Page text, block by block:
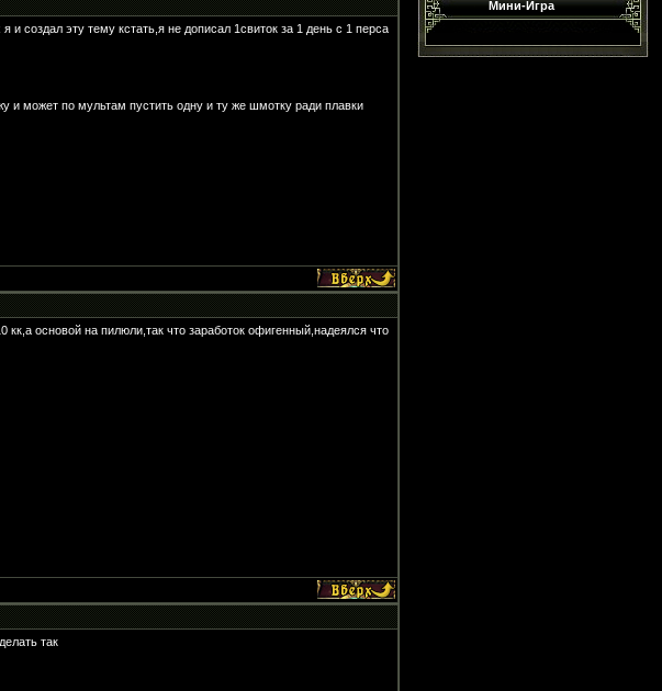
создал эту тему кстать,я не дописал 1свиток за 1 день с 1 перса
и может по мультам пустить одну и ту же шмотку ради плавки
кк,а основой на пилюли,так что заработок офигенный,надеялся что
так
Мини-Игра